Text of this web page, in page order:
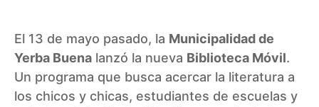
El 13 de mayo pasado, la Municipalidad de
Yerba Buena lanzó la nueva Biblioteca Móvil.
Un programa que busca acercar la literatura a
los chicos y chicas, estudiantes de escuelas y